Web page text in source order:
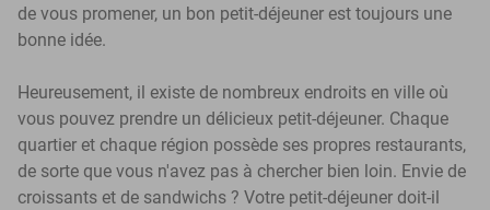
de vous promener, un bon petit-déjeuner est toujours une
bonne idée.
Heureusement, il existe de nombreux endroits en ville où
vous pouvez prendre un délicieux petit-déjeuner. Chaque
quartier et chaque région possède ses propres restaurants,
de sorte que vous n'avez pas à chercher bien loin. Envie de
croissants et de sandwichs ? Votre petit-déjeuner doit-il